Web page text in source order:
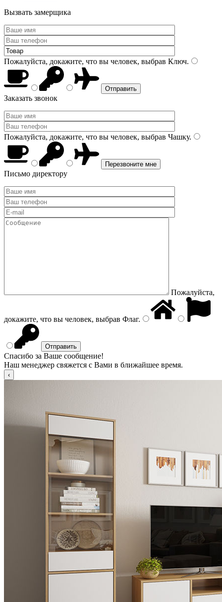
Вызвать замерщика
Пожалуйста, докажите, что вы человек, выбрав Ключ.
Заказать звонок
Пожалуйста, докажите, что вы человек, выбрав Чашку.
Письмо директору
Пожалуйста,
докажите, что вы человек, выбрав Флаг.
Спасибо за Ваше сообщение!
Наш менеджер свяжется с Вами в ближайшее время.